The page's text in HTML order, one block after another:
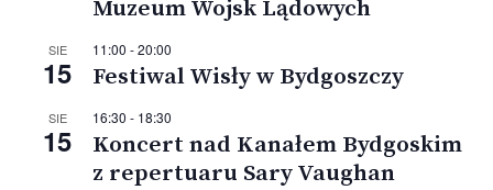
Muzeum Wojsk Lądowych
SIE
15
11:00 -20:00
Festiwal Wisły w Bydgoszczy
SIE
15
16:30 - 18:30
Koncert nad Kanałem Bydgoskim
z repertuaru Sary Vaughan